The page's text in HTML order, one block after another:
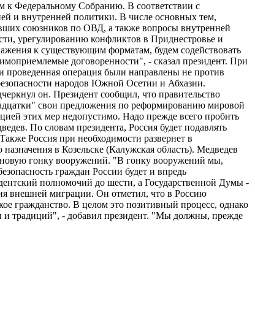
к Федеральному Собранию. В соответствии с
и внутренней политики. В числе основных тем,
союзников по ОВД, а также вопросы внутренней
урегулированию конфликтов в Приднестровье и
к существующим форматам, будем содействовать
договоренности", - сказал президент. При
операция были направлены не против
народов Южной Осетии и Абхазии.
он. Президент сообщил, что правительство
свои предложения по реформированию мировой
этих мер недопустимо. Надо прежде всего пробить
По словам президента, Россия будет подавлять
Россия при необходимости развернет в
в Козельске (Калужская область). Медведев
новую гонку вооружений. "В гонку вооружений мы,
граждан России будет и впредь
полномочий до шести, а Государственной Думы -
внешней миграции. Он отметил, что в Россию
гражданство. В целом это позитивный процесс, однако
и традиций", - добавил президент. "Мы должны, прежде